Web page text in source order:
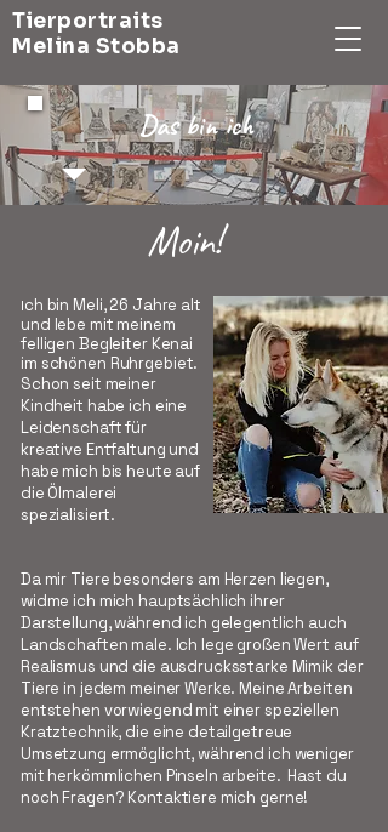
Tierportraits
Melina Stobba
Das bin ich
Moin!
Ich bin Meli, 26 Jahre alt
und lebe mit meinem
felligen Begleiter Kenai
im schönen Ruhrgebiet.
​Schon seit meiner
Kindheit habe ich eine
Leidenschaft für
kreative Entfaltung und
habe mich bis heute auf
die Ölmalerei
spezialisiert.
Da mir Tiere besonders am Herzen liegen,
widme ich mich hauptsächlich ihrer
Darstellung, während ich gelegentlich auch
Landschaften male. Ich lege großen Wert auf
Realismus und die ausdrucksstarke Mimik der
Tiere in jedem meiner Werke. Meine Arbeiten
entstehen vorwiegend mit einer speziellen
Kratztechnik, die eine detailgetreue
Umsetzung ermöglicht, während ich weniger
mit herkömmlichen Pinseln arbeite. Hast du
noch Fragen? Kontaktiere mich gerne!